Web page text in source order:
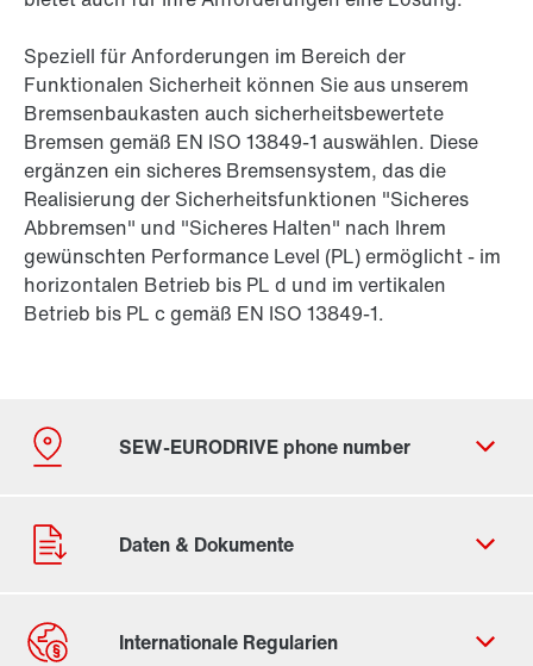
Speziell für Anforderungen im Bereich der
Funktionalen Sicherheit können Sie aus unserem
Bremsenbaukasten auch sicherheitsbewertete
Bremsen gemäß EN ISO 13849-1 auswählen. Diese
ergänzen ein sicheres Bremsensystem, das die
Realisierung der Sicherheitsfunktionen "Sicheres
Abbremsen" und "Sicheres Halten" nach Ihrem
gewünschten Performance Level (PL) ermöglicht - im
horizontalen Betrieb bis PL d und im vertikalen
Betrieb bis PL c gemäß EN ISO 13849-1.